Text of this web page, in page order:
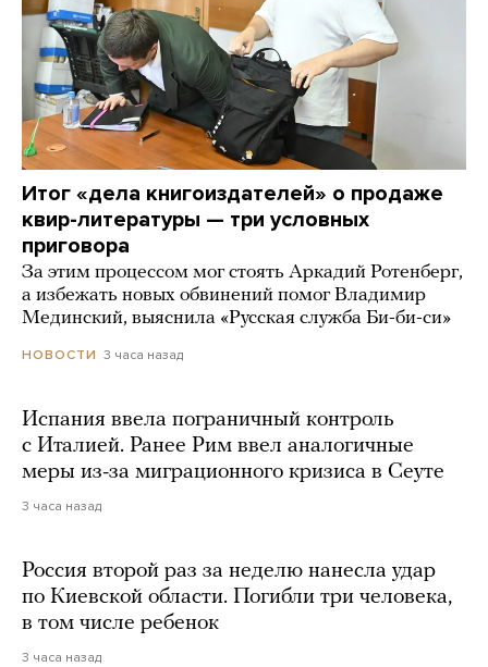
Итог «дела книгоиздателей» о продаже
квир-литературы — три условных
приговора
За этим процессом мог стоять Аркадий Ротенберг,
а избежать новых обвинений помог Владимир
Мединский, выяснила «Русская служба Би-би-си»
НОВОСТИ 3 часа назад
Испания ввела пограничный контроль
с Италией. Ранее Рим ввел аналогичные
меры из-за миграционного кризиса в Сеуте
3 часа назад
Россия второй раз за неделю нанесла удар
по Киевской области. Погибли три человека,
в том числе ребенок
3 часа назад